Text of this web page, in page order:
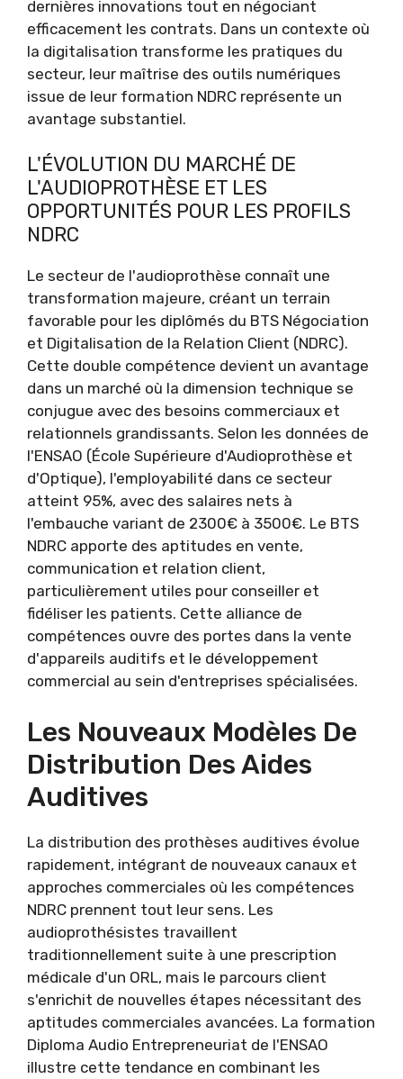
dernières innovations tout en négociant
efficacement les contrats. Dans un contexte où
la digitalisation transforme les pratiques du
secteur, leur maîtrise des outils numériques
issue de leur formation NDRC représente un
avantage substantiel.
L'ÉVOLUTION DU MARCHÉ DE
L'AUDIOPROTHÈSE ET LES
OPPORTUNITÉS POUR LES PROFILS
NDRC
Le secteur de l'audioprothèse connaît une
transformation majeure, créant un terrain
favorable pour les diplômés du BTS Négociation
et Digitalisation de la Relation Client (NDRC).
Cette double compétence devient un avantage
dans un marché où la dimension technique se
conjugue avec des besoins commerciaux et
relationnels grandissants. Selon les données de
l'ENSAO (École Supérieure d'Audioprothèse et
d'Optique), l'employabilité dans ce secteur
atteint 95%, avec des salaires nets à
l'embauche variant de 2300€ à 3500€. Le BTS
NDRC apporte des aptitudes en vente,
communication et relation client,
particulièrement utiles pour conseiller et
fidéliser les patients. Cette alliance de
compétences ouvre des portes dans la vente
d'appareils auditifs et le développement
commercial au sein d'entreprises spécialisées.
Les Nouveaux Modèles De
Distribution Des Aides
Auditives
La distribution des prothèses auditives évolue
rapidement, intégrant de nouveaux canaux et
approches commerciales où les compétences
NDRC prennent tout leur sens. Les
audioprothésistes travaillent
traditionnellement suite à une prescription
médicale d'un ORL, mais le parcours client
s'enrichit de nouvelles étapes nécessitant des
aptitudes commerciales avancées. La formation
Diploma Audio Entrepreneuriat de l'ENSAO
illustre cette tendance en combinant les